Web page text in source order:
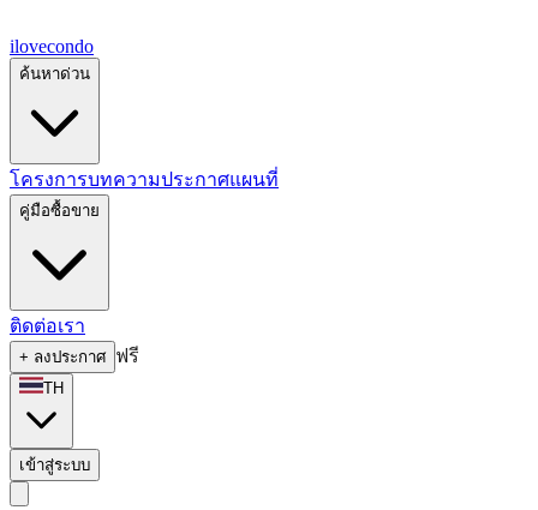
ilovecondo
ค้นหาด่วน
โครงการบทความประกาศแผนที่
คู่มือซื้อขาย
ติดต่อเรา
+ ลงประกาศ ฟรี
TH
เข้าสู่ระบบ